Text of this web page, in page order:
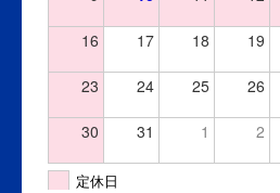
16 17 18 19
23 24 25 26
30 31 1 2
定休日